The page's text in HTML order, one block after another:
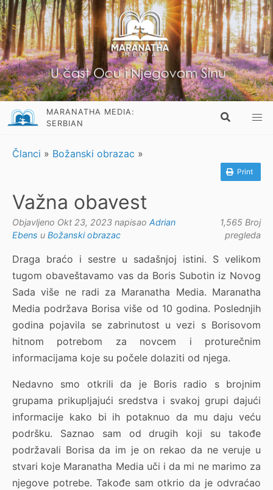
MARANATHA MEDIA:
SERBIAN
Članci » Božanski obrazac »
Print
Važna obavest
Objavljeno Okt 23, 2023 napisao Adrian
Ebens u Božanski obrazac
1,565 Broj
pregleda
Draga braćo i sestre u sadašnjoj istini. S velikom
tugom obaveštavamo vas da Boris Subotin iz Novog
Sada više ne radi za Maranatha Media. Maranatha
Media podržava Borisa više od 10 godina. Poslednjih
godina pojavila se zabrinutost u vezi s Borisovom
hitnom potrebom za novcem i proturečnim
informacijama koje su počele dolaziti od njega.
Nedavno smo otkrili da je Boris radio s brojnim
grupama prikupljajući sredstva i svakoj grupi dajući
informacije kako bi ih potaknuo da mu daju veću
podršku. Saznao sam od drugih koji su takođe
podržavali Borisa da im je on rekao da ne veruje u
stvari koje Maranatha Media uči i da mi ne marimo za
njegove potrebe. Takođe sam otkrio da je odvraćao